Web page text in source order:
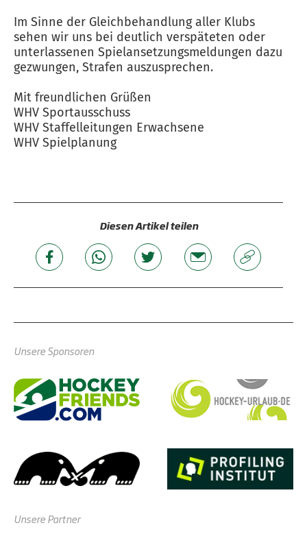
Im Sinne der Gleichbehandlung aller Klubs
sehen wir uns bei deutlich verspäteten oder
unterlassenen Spielansetzungsmeldungen dazu
gezwungen, Strafen auszusprechen.
Mit freundlichen Grüßen
WHV Sportausschuss
WHV Staffelleitungen Erwachsene
WHV Spielplanung
Diesen Artikel teilen
Unsere Sponsoren
Unsere Partner